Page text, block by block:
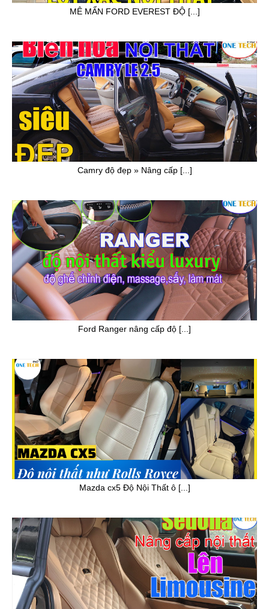
MÊ MẨN FORD EVEREST ĐỘ [...]
Camry độ đẹp » Nâng cấp [...]
Ford Ranger nâng cấp độ [...]
Mazda cx5 Độ Nội Thất ô [...]